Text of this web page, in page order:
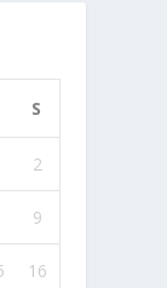
S
2
9
16